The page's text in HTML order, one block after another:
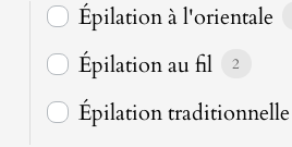
Épilation à l'orientale
Épilation au fil 2
Épilation traditionnelle